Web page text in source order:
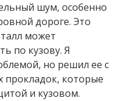
шум, особенно
дороге. Это
может
по кузову. Я
но решил ее с
которые
и кузовом.